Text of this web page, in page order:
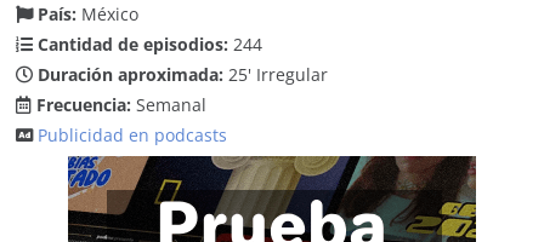
País: México
Cantidad de episodios: 244
Duración aproximada: 25' Irregular
Frecuencia: Semanal
Publicidad en podcasts